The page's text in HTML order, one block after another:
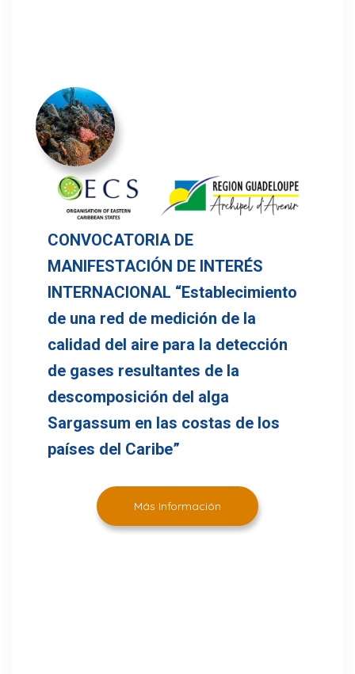
CONVOCATORIA DE
MANIFESTACIÓN DE INTERÉS
INTERNACIONAL “Establecimiento
de una red de medición de la
calidad del aire para la detección
de gases resultantes de la
descomposición del alga
Sargassum en las costas de los
países del Caribe”
Más Información